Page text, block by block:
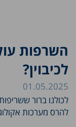
השרפות
לכיבוין?
01.05.2025
לכולנו ברור
להרס מערכות